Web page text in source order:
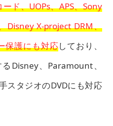
ド、UOPs、APS、Sony
Disney X-project DRM、
保護にも対応しており、
Disney、Paramount、
スタジオのDVDにも対応